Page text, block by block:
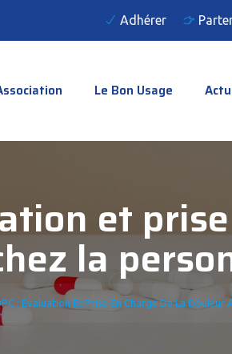
Adhérer
Le Bon Usage
et
la
: Evaluation Et Prise En Charge De La Douleur